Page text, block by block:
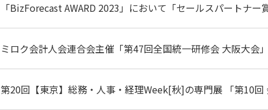
「BizForecast AWARD 2023」において「セールスパートナ
ミロク会計人会連合会主催「第47回全国統一研修会 大阪大会
第20回【東京】総務・人事・経理Week[秋]の専門展 「第10回